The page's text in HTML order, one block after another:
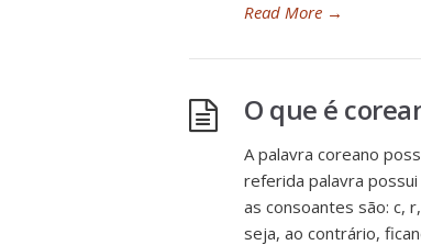
Read More →
O que é
A palavra coreano
referida palavra
as consoantes são: c,
seja, ao contrário,